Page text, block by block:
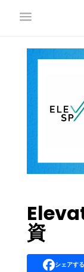
資
シェアする